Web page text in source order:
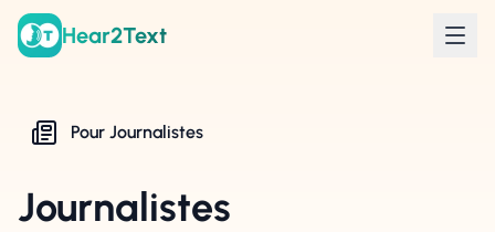
Hear2Text
Pour Journalistes
Journalistes